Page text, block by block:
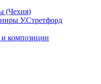
(Чехия)
У.Стретфорд
композиции